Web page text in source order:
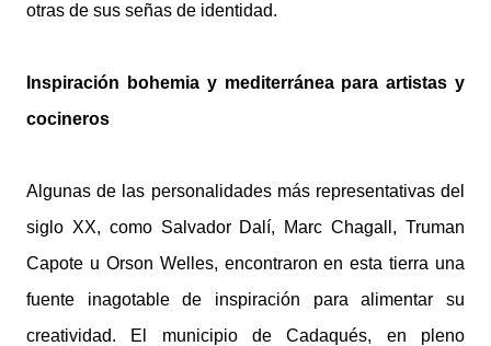
otras de sus señas de identidad.
Inspiración bohemia y mediterránea para artistas y
cocineros
Algunas de las personalidades más representativas del
siglo XX, como Salvador Dalí, Marc Chagall, Truman
Capote u Orson Welles, encontraron en esta tierra una
fuente inagotable de inspiración para alimentar su
creatividad. El municipio de Cadaqués, en pleno